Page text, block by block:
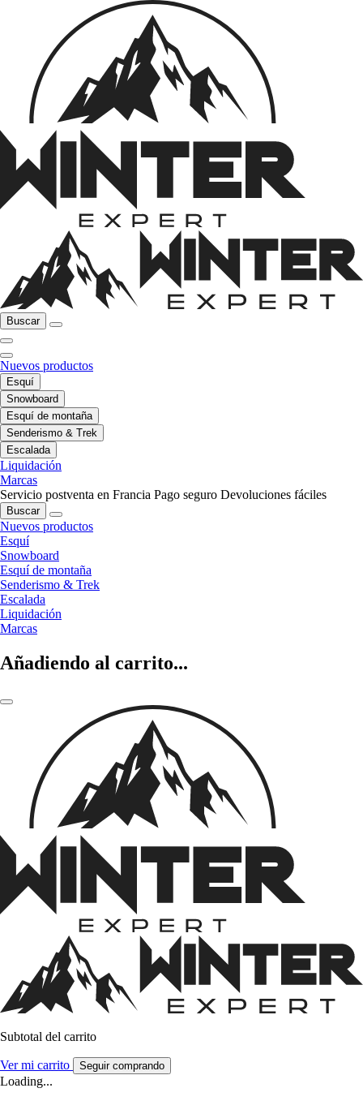
Buscar
Nuevos productos
Esquí
Snowboard
Esquí de montaña
Senderismo & Trek
Escalada
Liquidación
Marcas
Servicio postventa en Francia Pago seguro Devoluciones fáciles
Buscar
Nuevos productos
Esquí
Snowboard
Esquí de montaña
Senderismo & Trek
Escalada
Liquidación
Marcas
Añadiendo al carrito...
Subtotal del carrito
Ver mi carrito Seguir comprando
Loading...